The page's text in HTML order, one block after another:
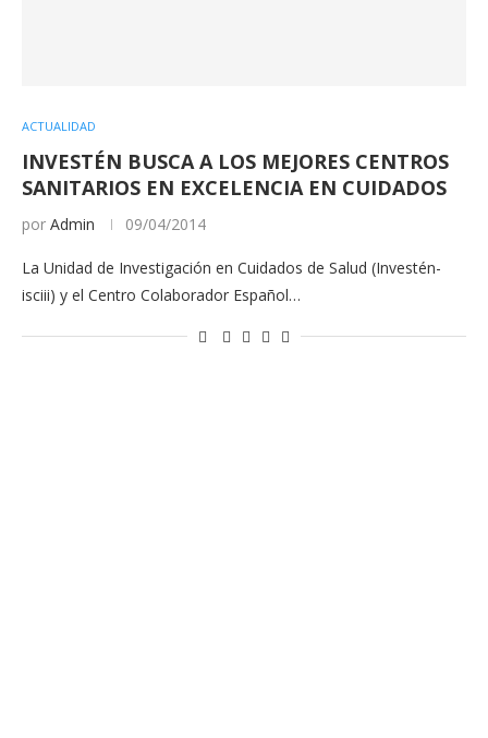
ACTUALIDAD
INVESTÉN BUSCA A LOS MEJORES CENTROS
SANITARIOS EN EXCELENCIA EN CUIDADOS
por Admin 09/04/2014
La Unidad de Investigación en Cuidados de Salud (Investén-
isciii) y el Centro Colaborador Español…